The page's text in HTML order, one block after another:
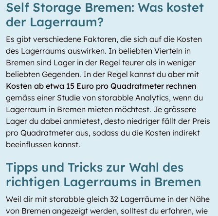
Self Storage Bremen: Was kostet
der Lagerraum?
Es gibt verschiedene Faktoren, die sich auf die Kosten
des Lagerraums auswirken. In beliebten Vierteln in
Bremen sind Lager in der Regel teurer als in weniger
beliebten Gegenden. In der Regel kannst du aber mit
Kosten ab etwa 15 Euro pro Quadratmeter rechnen
gemäss einer Studie von storabble Analytics, wenn du
Lagerraum in Bremen mieten möchtest. Je grössere
Lager du dabei anmietest, desto niedriger fällt der Preis
pro Quadratmeter aus, sodass du die Kosten indirekt
beeinflussen kannst.
Tipps und Tricks zur Wahl des
richtigen Lagerraums in Bremen
Weil dir mit storabble gleich 32 Lagerräume in der Nähe
von Bremen angezeigt werden, solltest du erfahren, wie